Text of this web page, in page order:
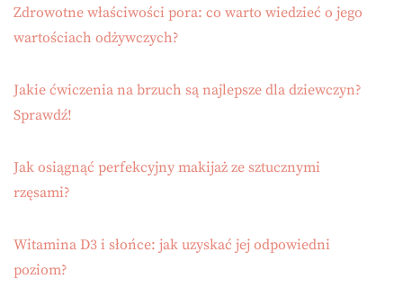
Zdrowotne właściwości pora: co warto wiedzieć o jego
wartościach odżywczych?
Jakie ćwiczenia na brzuch są najlepsze dla dziewczyn?
Sprawdź!
Jak osiągnąć perfekcyjny makijaż ze sztucznymi
rzęsami?
Witamina D3 i słońce: jak uzyskać jej odpowiedni
poziom?